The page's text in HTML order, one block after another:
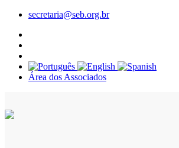
secretaria@seb.org.br
Área dos Associados